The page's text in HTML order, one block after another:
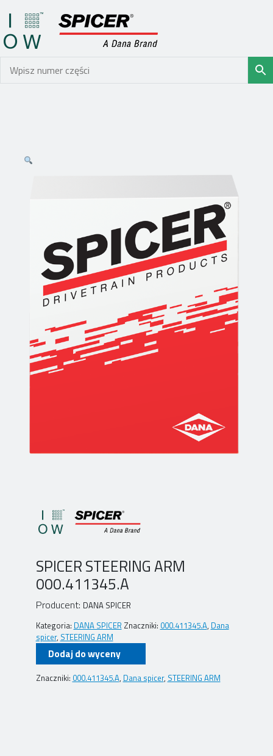
SPICER STEERING ARM
000.411345.A
Producent: DANA SPICER
Kategoria: DANA SPICER Znaczniki: 000.411345.A, Dana
spicer, STEERING ARM
Dodaj do wyceny
Znaczniki: 000.411345.A, Dana spicer, STEERING ARM